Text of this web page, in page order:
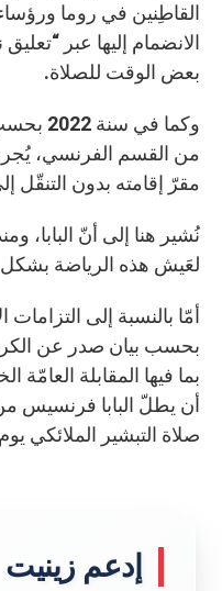
القاطِنين في روما ورؤساء
الانضمام إليها عبر
بعض الوقت للصلاة.
وكما
من القسم الفرنسي،
مقرّ إقامته بدون
نُشير هنا إلى أنّ البابا،
لعَيش هذه الرياضة
أمّا بالنسبة إلى
بحسب بيان صدر عن
أن يطلّ البابا فرنسيس
صلاة التبشير الملائكي يوم الأحد 5
إدعم زينيت